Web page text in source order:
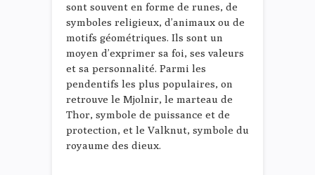
sont souvent en forme de runes, de
symboles religieux, d’animaux ou de
motifs géométriques. Ils sont un
moyen d’exprimer sa foi, ses valeurs
et sa personnalité. Parmi les
pendentifs les plus populaires, on
retrouve le Mjolnir, le marteau de
Thor, symbole de puissance et de
protection, et le Valknut, symbole du
royaume des dieux.